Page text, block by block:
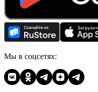
Мы в соцсетях: